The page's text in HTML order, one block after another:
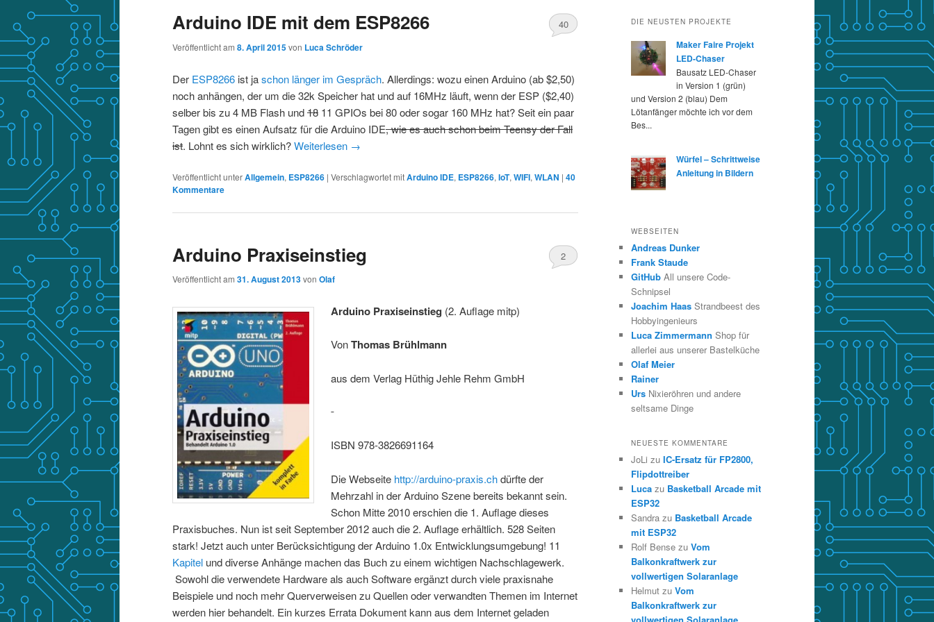
Arduino IDE mit dem ESP8266
Veröffentlicht am 8. April 2015von Luca Schröder
40
Der ESP8266 ist jaschon länger im Gespräch. Allerdings: wozu einen Arduino (ab $2,50)
noch anhängen, der um die 32k Speicher hat und auf 16MHz läuft, wenn der ESP ($2,40)
selber bis zu 4 MB Flash und18 11 GPIOs bei 80 oder sogar 160 MHz hat? Seit ein paar
Tagen gibt es einen Aufsatz für die Arduino IDE, wie es auch schon beim Teensy der Fall
ist. Lohnt es sich wirklich?Weiterlesen →
Veröffentlicht unterAllgemein, ESP8266 | Verschlagwortet mitArduino IDE, ESP8266, IoT, WIFI, WLAN | 40
Kommentare
Arduino Praxiseinstieg
Veröffentlicht am 31. August 2013von Olaf
2
Arduino Praxiseinstieg (2. Auflage mitp)
VonThomas Brühlmann
aus dem Verlag Hüthig Jehle Rehm GmbH
ISBN 978-3826691164
Die Webseite http://arduino-praxis.chdürfte der
Mehrzahl in der Arduino Szene bereits bekannt sein.
Schon Mitte 2010 erschien die 1. Auflage dieses
Praxisbuches. Nun ist seit September 2012 auch die 2. Auflage erhältlich. 528 Seiten
stark! Jetzt auch unter Berücksichtigung der Arduino 1.0x Entwicklungsumgebung! 11
Kapitel und diverse Anhänge machen das Buch zu einem wichtigen Nachschlagewerk.
Sowohl die verwendete Hardware als auch Software ergänzt durch viele praxisnahe
Beispiele und noch mehr Querverweisen zu Quellen oder verwandten Themen im Internet
werden hier behandelt. Ein kurzes Errata Dokument kann aus dem Internet geladen
DIE NEUSTEN PROJEKTE
Maker Faire Projekt
LED-Chaser
Bausatz LED-Chaser
in Version 1 (grün)
und Version 2 (blau) Dem
Lötanfänger möchte ich vor dem
Bes...
Würfel – Schrittweise
Anleitung in Bildern
WEBSEITEN
Andreas Dunker
Frank Staude
GitHub All unsere Code-
Schnipsel
Joachim Haas Strandbeest des
Hobbyingenieurs
Luca Zimmermann Shop für
allerlei aus unserer Bastelküche
Olaf Meier
Rainer
Urs Nixieröhren und andere
seltsame Dinge
NEUESTE KOMMENTARE
JoLi zu IC-Ersatz für FP2800,
Flipdottreiber
Luca zu Basketball Arcade mit
ESP32
Sandra zu Basketball Arcade
mit ESP32
Rolf Bense zu Vom
Balkonkraftwerk zur
vollwertigen Solaranlage
Helmut zu Vom
Balkonkraftwerk zur
vollwertigen Solaranlage